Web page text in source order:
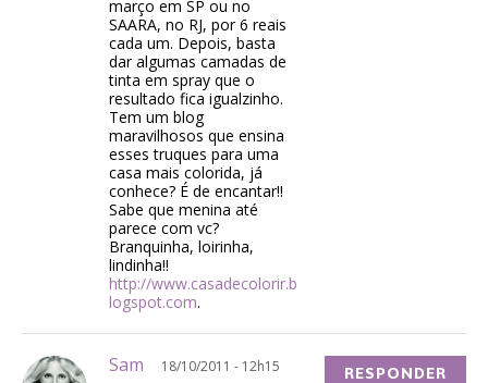
março em SP ou no
SAARA, no RJ, por 6 reais
cada um. Depois, basta
dar algumas camadas de
tinta em spray que o
resultado fica igualzinho.
Tem um blog
maravilhosos que ensina
esses truques para uma
casa mais colorida, já
conhece? É de encantar!!
Sabe que menina até
parece com vc?
Branquinha, loirinha,
lindinha!!
http://www.casadecolorir.b
logspot.com.
Sam 18/10/2011 - 12h15 RESPONDER